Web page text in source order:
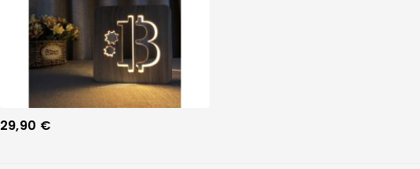
Precio
29,90 €